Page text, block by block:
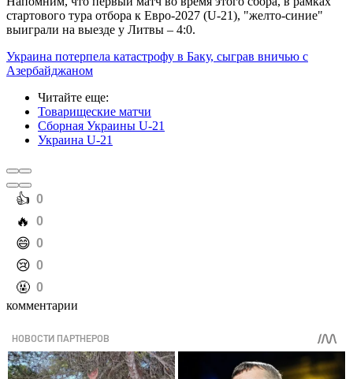
стартового тура отбора к Евро-2027 (U-21), "желто-синие"
выиграли на выезде у Литвы – 4:0.
Украина потерпела катастрофу в Баку, сыграв вничью с
Азербайджаном
Читайте еще:
Товарищеские матчи
Сборная Украины U-21
Украина U-21
️👍 0
️🔥 0
️😄 0
️😢 0
️🤬 0
комментарии